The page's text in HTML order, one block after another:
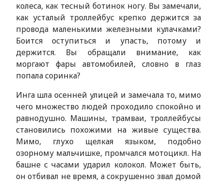
колеса, как тесный ботинок ногу. Вы замечали,
как усталый троллейбус крепко держится за
провода маленькими железными кулачками?
Боится оступиться и упасть, потому и
держится. Вы обращали внимание, как
моргают фары автомобилей, словно в глаз
попала соринка?
Инга шла осенней улицей и замечала то, мимо
чего множество людей проходило спокойно и
равнодушно. Машины, трамваи, троллейбусы
становились похожими на живые существа.
Мимо, глухо щелкая языком, подобно
озорному мальчишке, промчался мотоцикл. На
башне с часами ударил колокол. Может быть,
он отбивал не время, а сокрушенно звал домой